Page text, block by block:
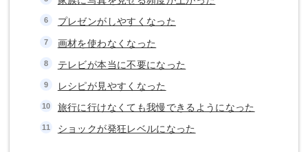
プレゼンがしやすくなった
画材を使わなくなった
テレビが本当に不要になった
レシピが見やすくなった
旅行に行けなくても我慢できるようになった
ショックが発狂レベルになった